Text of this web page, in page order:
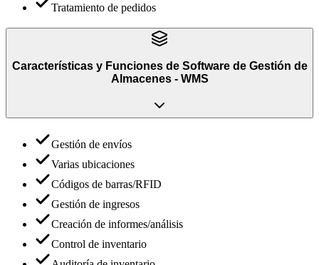
Tratamiento de pedidos
Características y Funciones de Software de Gestión de
Almacenes - WMS
Gestión de envíos
Varias ubicaciones
Códigos de barras/RFID
Gestión de ingresos
Creación de informes/análisis
Control de inventario